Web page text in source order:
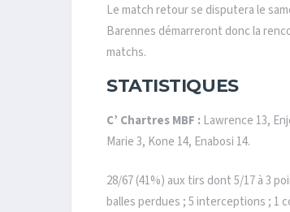
Le match retour se disputera le
Barennes démarreront donc la
matchs.
STATISTIQUES
C’ Chartres MBF : Lawrence 13,
Marie 3, Kone 14, Enabosi 14.
28/67 (41%) aux tirs dont 5/17 à 3
balles perdues ; 5 interceptions ; 1